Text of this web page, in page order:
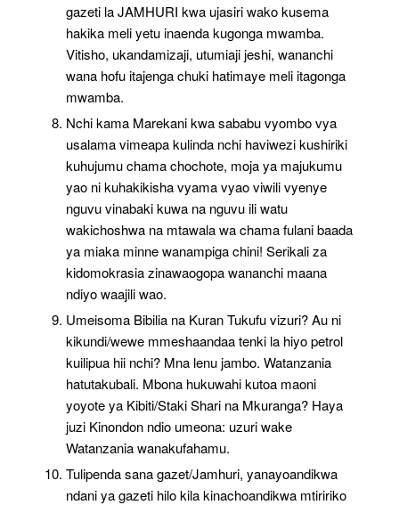
gazeti la JAMHURI kwa ujasiri wako kusema
hakika meli yetu inaenda kugonga mwamba.
Vitisho, ukandamizaji, utumiaji jeshi, wananchi
wana hofu itajenga chuki hatimaye meli itagonga
mwamba.
Nchi kama Marekani kwa sababu vyombo vya
usalama vimeapa kulinda nchi haviwezi kushiriki
kuhujumu chama chochote, moja ya majukumu
yao ni kuhakikisha vyama vyao viwili vyenye
nguvu vinabaki kuwa na nguvu ili watu
wakichoshwa na mtawala wa chama fulani baada
ya miaka minne wanampiga chini! Serikali za
kidomokrasia zinawaogopa wananchi maana
ndiyo waajili wao.
Umeisoma Bibilia na Kuran Tukufu vizuri? Au ni
kikundi/wewe mmeshaandaa tenki la hiyo petrol
kuilipua hii nchi? Mna lenu jambo. Watanzania
hatutakubali. Mbona hukuwahi kutoa maoni
yoyote ya Kibiti/Staki Shari na Mkuranga? Haya
juzi Kinondon ndio umeona: uzuri wake
Watanzania wanakufahamu.
Tulipenda sana gazet/Jamhuri, yanayoandikwa
ndani ya gazeti hilo kila kinachoandikwa mtiririko